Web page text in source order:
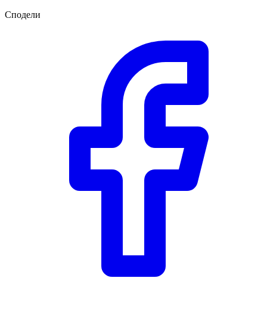
Сподели